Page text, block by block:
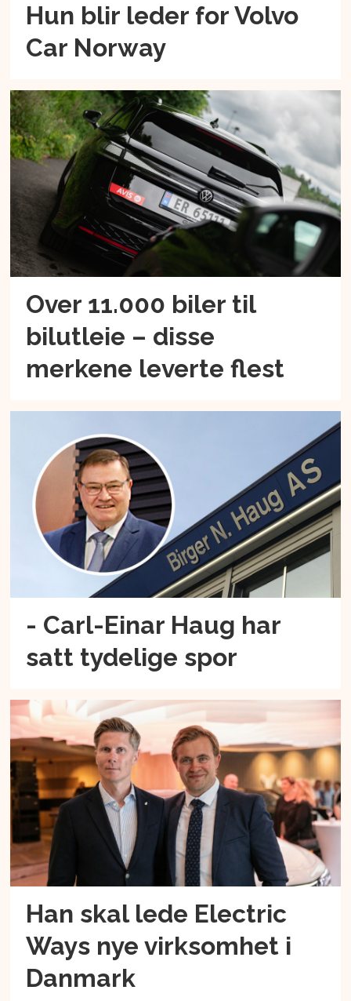
Hun blir leder for Volvo
Car Norway
Over 11.000 biler til
bilutleie – disse
merkene leverte flest
- Carl-Einar Haug har
satt tydelige spor
Han skal lede Electric
Ways nye virksomhet i
Danmark